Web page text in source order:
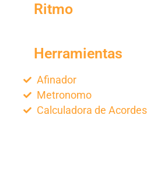
Ritmo
Herramientas
Afinador
Metronomo
Calculadora de Acordes